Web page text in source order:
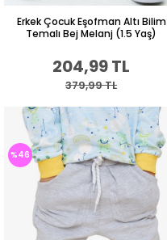
Erkek Çocuk Eşofman Altı Bilim
Temalı Bej Melanj (1.5 Yaş)
204,99 TL
379,99 TL
%46